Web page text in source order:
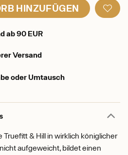
HINZUFÜGEN
ab 90 EUR
Versand
oder Umtausch
& Hill in wirklich königlicher
aufgeweicht, bildet einen